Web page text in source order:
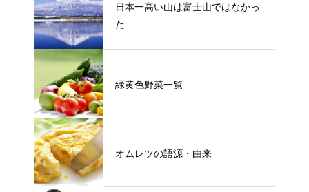
日本一高い山は富士山ではなかっ
た
緑黄色野菜一覧
オムレツの語源・由来